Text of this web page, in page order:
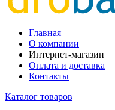
Главная
О компании
Интернет-магазин
Оплата и доставка
Контакты
Каталог товаров